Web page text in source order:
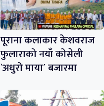
पूराना कलाकार केशवराज
फुलाराको नयाँ कोसेली
`अधुरो माया´ बजारमा